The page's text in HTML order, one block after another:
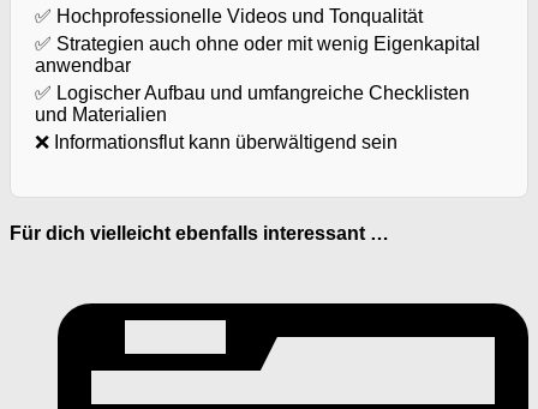
✅ Hochprofessionelle Videos und Tonqualität
✅ Strategien auch ohne oder mit wenig Eigenkapital
anwendbar
✅ Logischer Aufbau und umfangreiche Checklisten
und Materialien
❌ Informationsflut kann überwältigend sein
Für dich vielleicht ebenfalls interessant …